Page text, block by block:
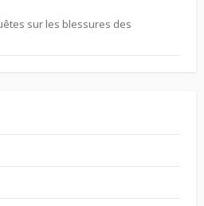
sur les blessures des